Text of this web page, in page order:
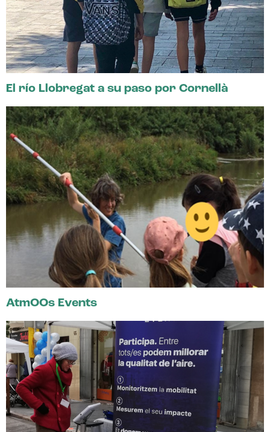
El río Llobregat a su paso por Cornellà
AtmOOs Events